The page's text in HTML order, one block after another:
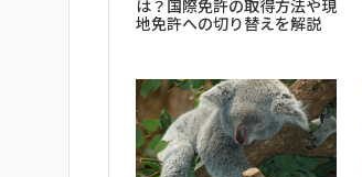
は？国際免許の取得方法や現
地免許への切り替えを解説